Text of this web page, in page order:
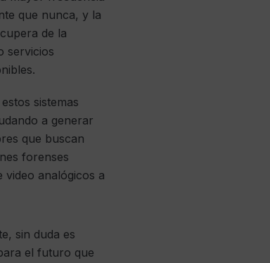
que nunca, y la
de la
servicios
sistemas
a generar
que buscan
forenses
video analógicos a
sin duda es
el futuro que